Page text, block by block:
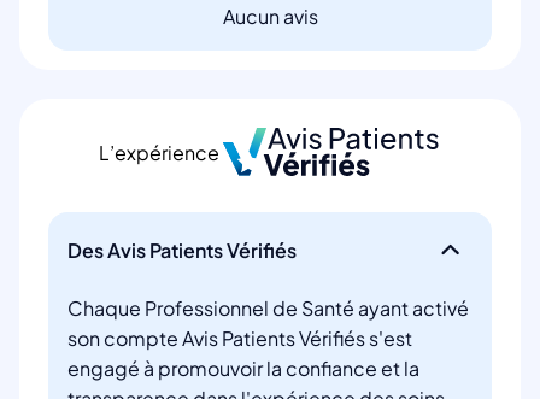
Aucun avis
L’expérience
Des Avis Patients Vérifiés
Chaque Professionnel de Santé ayant activé
son compte Avis Patients Vérifiés s'est
engagé à promouvoir la confiance et la